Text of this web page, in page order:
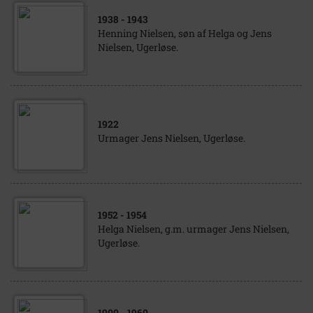
1938 - 1943
Henning Nielsen, søn af Helga og Jens
Nielsen, Ugerløse.
1922
Urmager Jens Nielsen, Ugerløse.
1952 - 1954
Helga Nielsen, g.m. urmager Jens Nielsen,
Ugerløse.